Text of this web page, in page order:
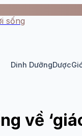
sống
Dinh DưỡngDược
về